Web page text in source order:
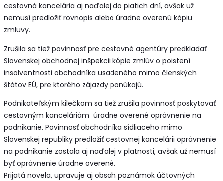
cestovná kancelária aj naďalej do piatich dní, avšak už
nemusí predložiť rovnopis alebo úradne overenú kópiu
zmluvy.
Zrušila sa tiež povinnosť pre cestovné agentúry predkladať
Slovenskej obchodnej inšpekcii kópie zmlúv o poistení
insolventnosti obchodníka usadeného mimo členských
štátov EÚ, pre ktorého zájazdy ponúkajú.
Podnikateľským kilečkom sa tiež zrušila povinnosť poskytovať
cestovným kanceláriám úradne overené oprávnenie na
podnikanie. Povinnosť obchodníka sídliaceho mimo
Slovenskej republiky predložiť cestovnej kancelárii oprávnenie
na podnikanie zostala aj naďalej v platnosti, avšak už nemusí
byť oprávnenie úradne overené.
Prijatá novela, upravuje aj obsah poznámok účtovných